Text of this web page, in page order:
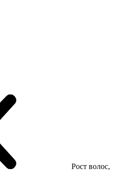
Рост волос,